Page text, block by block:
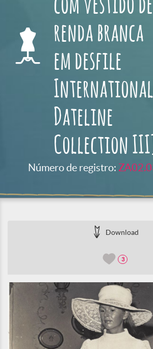
com vestido de
renda branca
em desfile
International
Dateline
Collection
Número de registro:
Download
3